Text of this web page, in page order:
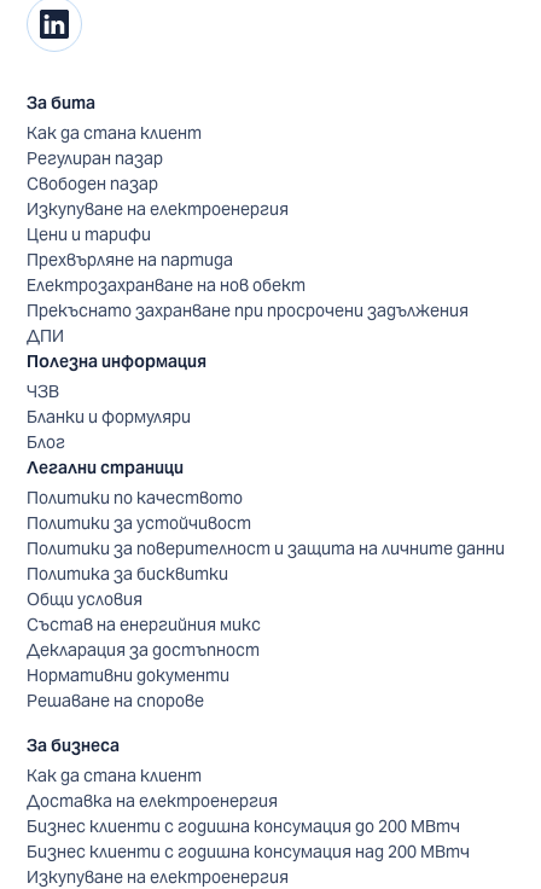
За бита
Как да стана клиент
Регулиран пазар
Свободен пазар
Изкупуване на електроенергия
Цени и тарифи
Прехвърляне на партида
Електрозахранване на нов обект
Прекъснато захранване при просрочени задължения
ДПИ
Полезна информация
ЧЗВ
Бланки и формуляри
Блог
Легални страници
Политики по качеството
Политики за устойчивост
Политики за поверителност и защита на личните данни
Политика за бисквитки
Общи условия
Състав на енергийния микс
Декларация за достъпност
Нормативни документи
Решаване на спорове
За бизнеса
Как да стана клиент
Доставка на електроенергия
Бизнес клиенти с годишна консумация до 200 МВтч
Бизнес клиенти с годишна консумация над 200 МВтч
Изкупуване на електроенергия